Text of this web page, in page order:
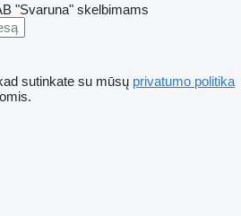
"Svaruna" skelbimams
sutinkate su mūsų privatumo politika